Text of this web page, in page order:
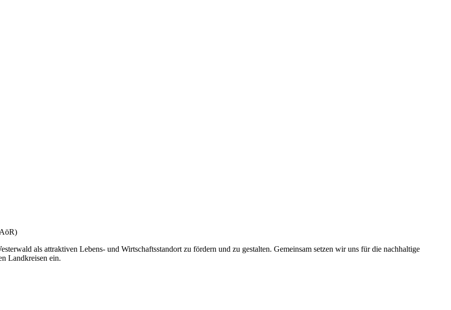
als attraktiven Lebens- und Wirtschaftsstandort zu fördern und zu gestalten. Gemeinsam setzen wir uns für die nachhaltige
Landkreisen ein.